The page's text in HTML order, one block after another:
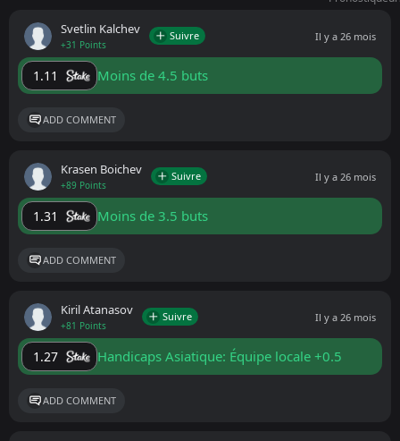
Svetlin Kalchev
+31 Points
Suivre Il y a 26 mois
1.11 Moins de 4.5 buts
ADD COMMENT
Krasen Boichev
+89 Points
Suivre Il y a 26 mois
1.31 Moins de 3.5 buts
ADD COMMENT
Kiril Atanasov
+81 Points
Suivre Il y a 26 mois
1.27 Handicaps Asiatique: Équipe locale +0.5
ADD COMMENT